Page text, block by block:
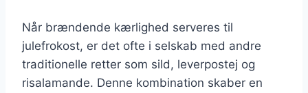
Når brændende kærlighed serveres til
julefrokost, er det ofte i selskab med andre
traditionelle retter som sild, leverpostej og
risalamande. Denne kombination skaber en